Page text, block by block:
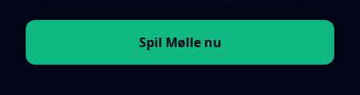
Spil Mølle nu